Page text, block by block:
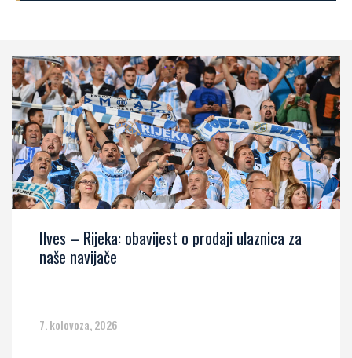
Ilves – Rijeka: obavijest o prodaji ulaznica za
naše navijače
7. kolovoza, 2026